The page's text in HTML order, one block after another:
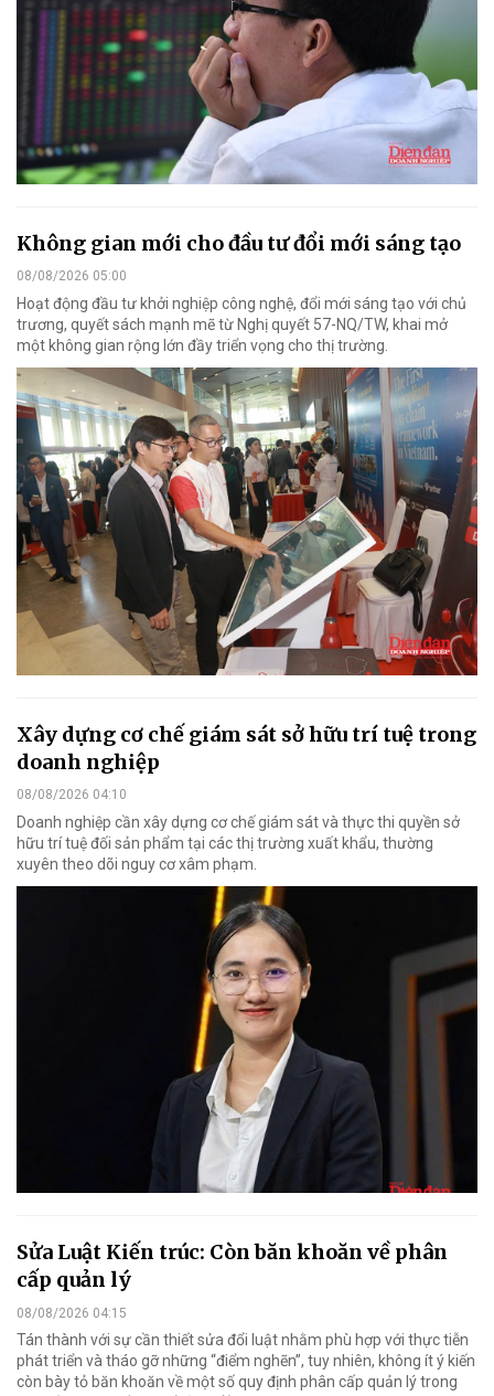
Không gian mới cho đầu tư đổi mới sáng tạo
08/08/2026 05:00
Hoạt động đầu tư khởi nghiệp công nghệ, đổi mới sáng tạo với chủ
trương, quyết sách mạnh mẽ từ Nghị quyết 57-NQ/TW, khai mở
một không gian rộng lớn đầy triển vọng cho thị trường.
Xây dựng cơ chế giám sát sở hữu trí tuệ trong
doanh nghiệp
08/08/2026 04:10
Doanh nghiệp cần xây dựng cơ chế giám sát và thực thi quyền sở
hữu trí tuệ đối sản phẩm tại các thị trường xuất khẩu, thường
xuyên theo dõi nguy cơ xâm phạm.
Sửa Luật Kiến trúc: Còn băn khoăn về phân
cấp quản lý
08/08/2026 04:15
Tán thành với sự cần thiết sửa đổi luật nhằm phù hợp với thực tiễn
phát triển và tháo gỡ những “điểm nghẽn”, tuy nhiên, không ít ý kiến
còn bày tỏ băn khoăn về một số quy định phân cấp quản lý trong